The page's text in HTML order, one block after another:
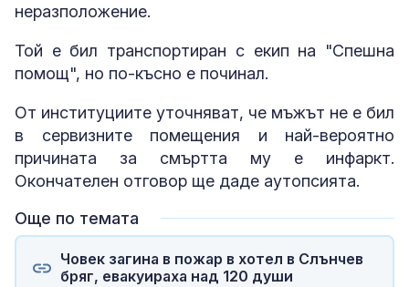
неразположение.
Той е бил транспортиран с екип на "Спешна
помощ", но по-късно е починал.
От институциите уточняват, че мъжът не е бил
в сервизните помещения и най-вероятно
причината за смъртта му е инфаркт.
Окончателен отговор ще даде аутопсията.
Още по темата
Човек загина в пожар в хотел в Слънчев
бряг, евакуираха над 120 души